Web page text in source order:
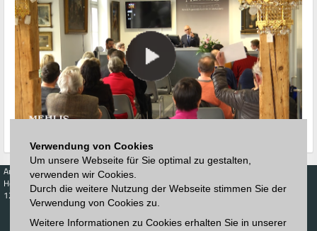
Verwendung von Cookies
Um unsere Webseite für Sie optimal zu gestalten,
verwenden wir Cookies.
Durch die weitere Nutzung der Webseite stimmen Sie der
Verwendung von Cookies zu.
Weitere Informationen zu Cookies erhalten Sie in unserer
Auktionen
Höchstzuschläge
123. Auktion
Zeitplan
Katalog
Kaufen
Kalender
Höchstzuschläge
Auktionshaus
Registrieren